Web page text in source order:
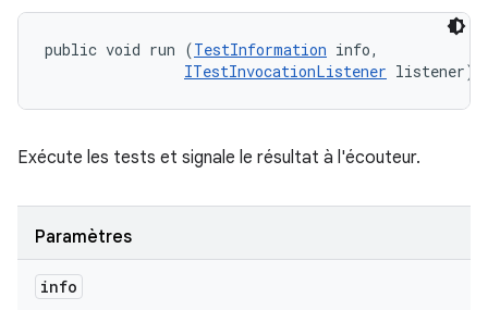
public void run (TestInformation info,
ITestInvocationListener listener)
Exécute les tests et signale le résultat à l'écouteur.
Paramètres
info